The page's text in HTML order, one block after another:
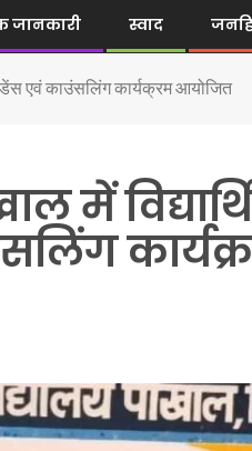
जानकारी स्वाद
एवं काउंसलिंग कार्यक्रम आयोजित
में